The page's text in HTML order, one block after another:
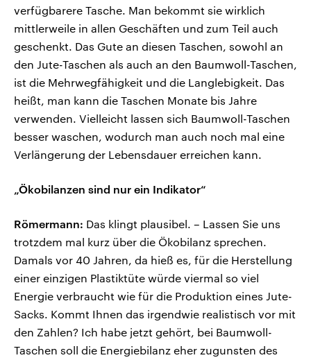
verfügbarere Tasche. Man bekommt sie wirklich
mittlerweile in allen Geschäften und zum Teil auch
geschenkt. Das Gute an diesen Taschen, sowohl an
den Jute-Taschen als auch an den Baumwoll-Taschen,
ist die Mehrwegfähigkeit und die Langlebigkeit. Das
heißt, man kann die Taschen Monate bis Jahre
verwenden. Vielleicht lassen sich Baumwoll-Taschen
besser waschen, wodurch man auch noch mal eine
Verlängerung der Lebensdauer erreichen kann.
„Ökobilanzen sind nur ein Indikator“
Römermann: Das klingt plausibel. – Lassen Sie uns
trotzdem mal kurz über die Ökobilanz sprechen.
Damals vor 40 Jahren, da hieß es, für die Herstellung
einer einzigen Plastiktüte würde viermal so viel
Energie verbraucht wie für die Produktion eines Jute-
Sacks. Kommt Ihnen das irgendwie realistisch vor mit
den Zahlen? Ich habe jetzt gehört, bei Baumwoll-
Taschen soll die Energiebilanz eher zugunsten des